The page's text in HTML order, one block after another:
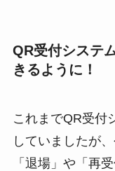
QR受付システ
きるように！
これまでQR受付
していましたが
「退場」や「再